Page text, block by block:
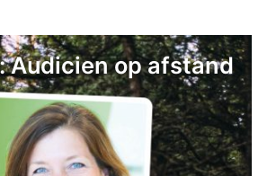
Audicien op afstand